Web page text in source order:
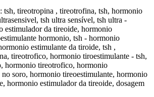
tsh, tireotropina , tireotrofina, tsh, hormonio
tsh ultra sensível, tsh ultra -
estimulador da tireoide, hormonio
hormonio, tsh - hormonio
estimulante da tiroide, tsh ,
tireotrofico, hormonio tiroestimulante - tsh,
hormonio tireotrofico, hormonio
soro, hormonio tireoestimulante, hormonio
hormonio estimulador da tireoide, dosagem